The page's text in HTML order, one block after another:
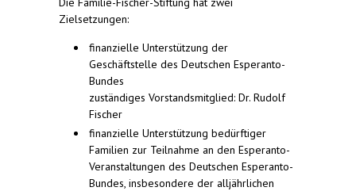
Zielsetzungen:
finanzielle Unterstützung der
Geschäftstelle des Deutschen Esperanto-
Bundes
zuständiges Vorstandsmitglied: Dr. Rudolf
Fischer
finanzielle Unterstützung bedürftiger
Familien zur Teilnahme an den Esperanto-
Veranstaltungen des Deutschen Esperanto-
Bundes, insbesondere der alljährlichen